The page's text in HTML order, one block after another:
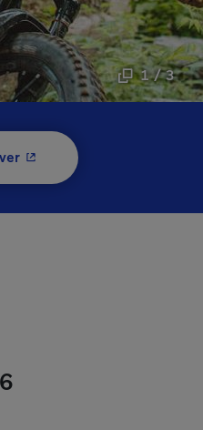
1 / 3
- Cet hyperlien s'ouvrira